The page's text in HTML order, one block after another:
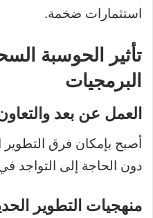
استثمارات ضخمة.
تأثير الحوسبة
البرمجيات
العمل عن بعد
أصبح بإمكان فرق
دون الحاجة إلى التواجد
منهجيات التطوير